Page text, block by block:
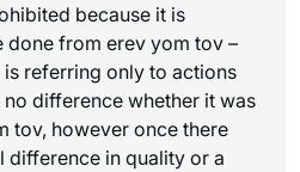
because it is
done from erev yom tov –
referring only to actions
difference whether it was
tov, however once there
difference in quality or a